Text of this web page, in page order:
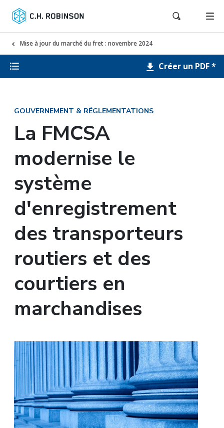
Mise à jour du marché du fret : novembre 2024
Créer un PDF *
GOUVERNEMENT & RÉGLEMENTATIONS
La FMCSA
modernise le
système
d'enregistrement
des transporteurs
routiers et des
courtiers en
marchandises